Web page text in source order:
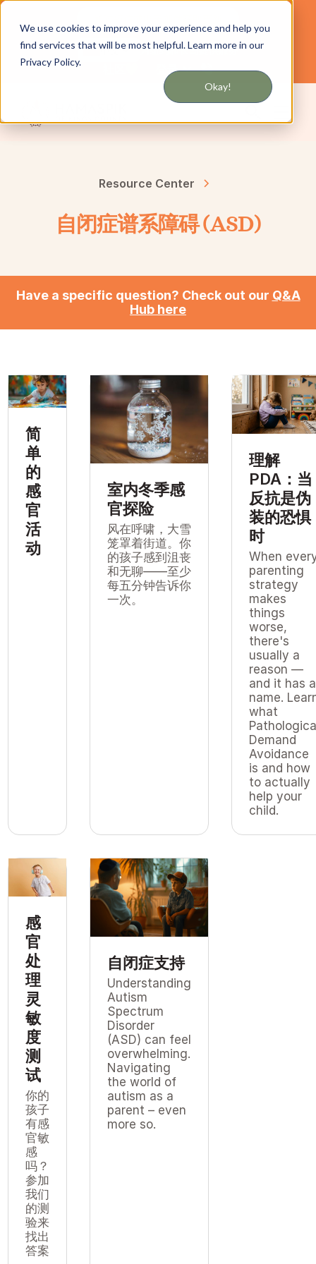
We use cookies to improve your experience and help you
find services that will be most helpful. Learn more in our
Privacy Policy.
Okay!
中文 为纽约和长岛提供服务
登录
Resource Center
自闭症谱系障碍 (ASD)
Have a specific question? Check out our Q&A
Hub here
简
单
的
感
官
活
动
室内冬季感
官探险
风在呼啸，大雪
笼罩着街道。你
的孩子感到沮丧
和无聊——至少
每五分钟告诉你
一次。
理解
PDA：当
反抗是伪
装的恐惧
时
When
parenting
strategy
makes
things
worse,
there's
usually a
reason —
and it has a
name.
what
Demand
Avoidance
is and how
to actually
help your
child.
感
官
处
理
灵
敏
度
测
试
你的
孩子
有感
官敏
感
吗？
参加
我们
的测
验来
找出
答案
自闭症支持
Understanding
Autism
Spectrum
Disorder
(ASD) can feel
overwhelming.
Navigating
the world of
autism as a
parent – even
more so.